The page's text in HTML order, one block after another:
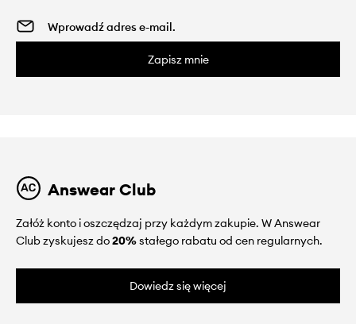
Zapisz mnie
Answear Club
Załóż konto i oszczędzaj przy każdym zakupie. W Answear
Club zyskujesz do20%stałego rabatu od cen regularnych.
Dowiedz się więcej